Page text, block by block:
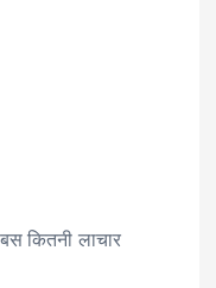
कितनी लाचार